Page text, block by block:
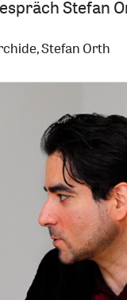
Stefan
,Stefan Orth